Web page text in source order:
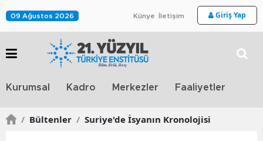
09 Ağustos 2026 Künye İletişim Giriş Yap
Kurumsal Kadro Merkezler Faaliyetler
/ Bültenler / Suriye'de İsyanın Kronolojisi